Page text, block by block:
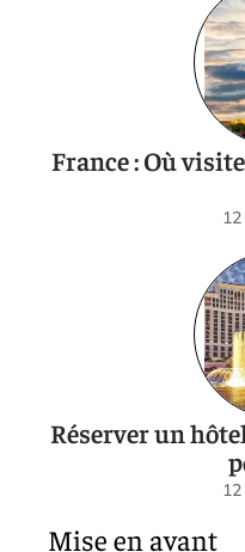
France : Où
Réserver un
Mise en avant